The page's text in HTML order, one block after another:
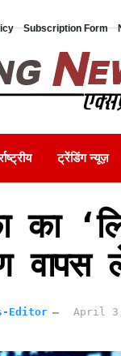
Subscription Form
ट्रेंडिंग न्यूज़
का
वापस
Editor April